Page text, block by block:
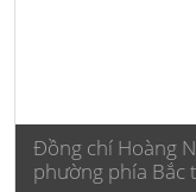
Đồng chí Hoàng
phường phía Bắc